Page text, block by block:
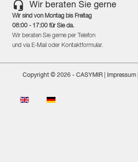
Wir beraten Sie gerne
Wir sind von Montag bis Freitag
08:00 - 17:00 für Sie da.
Wir beraten Sie gerne per Telefon
und via E-Mail oder Kontaktformular.
Copyright © 2026 - CASYMIR| Impressum|
Sprache auswählen